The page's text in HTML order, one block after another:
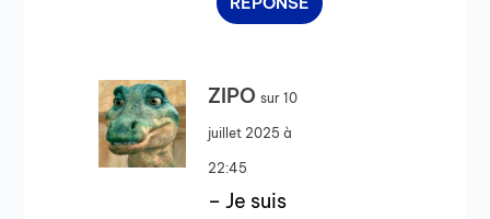
ZIPO sur 10
juillet 2025 à
22:45
– Je suis